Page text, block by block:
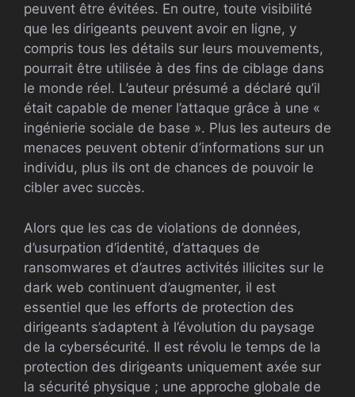
peuvent être évitées. En outre, toute visibilité
que les dirigeants peuvent avoir en ligne, y
compris tous les détails sur leurs mouvements,
pourrait être utilisée à des fins de ciblage dans
le monde réel. L’auteur présumé a déclaré qu’il
était capable de mener l’attaque grâce à une «
ingénierie sociale de base ». Plus les auteurs de
menaces peuvent obtenir d’informations sur un
individu, plus ils ont de chances de pouvoir le
cibler avec succès.
Alors que les cas de violations de données,
d’usurpation d’identité, d’attaques de
ransomwares et d’autres activités illicites sur le
dark web continuent d’augmenter, il est
essentiel que les efforts de protection des
dirigeants s’adaptent à l’évolution du paysage
de la cybersécurité. Il est révolu le temps de la
protection des dirigeants uniquement axée sur
la sécurité physique ; une approche globale de